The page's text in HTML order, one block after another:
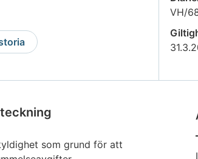
VH/
som grund för att